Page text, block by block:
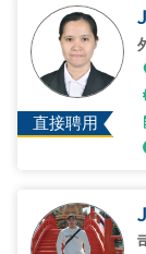
直接聘用